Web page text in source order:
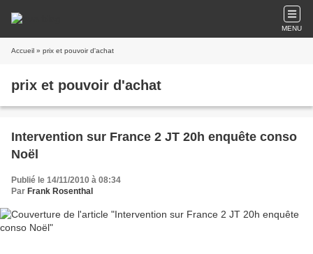
MENU
Accueil » prix et pouvoir d'achat
prix et pouvoir d'achat
Intervention sur France 2 JT 20h enquête conso
Noël
Publié le 14/11/2010 à 08:34
Par Frank Rosenthal